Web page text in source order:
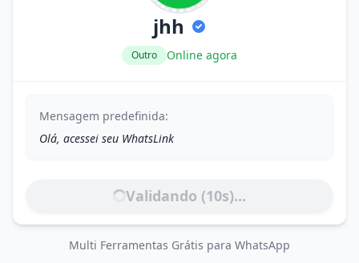
jhh
Outro Online agora
Mensagem predefinida:
Olá, acessei seu WhatsLink
Validando (10s)...
Multi Ferramentas Grátis para WhatsApp